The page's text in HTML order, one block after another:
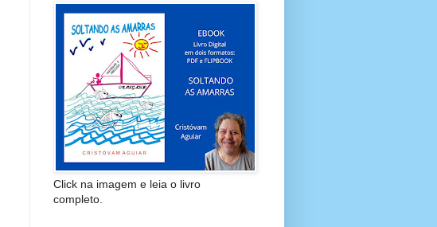
Click na imagem e leia o livro
completo.